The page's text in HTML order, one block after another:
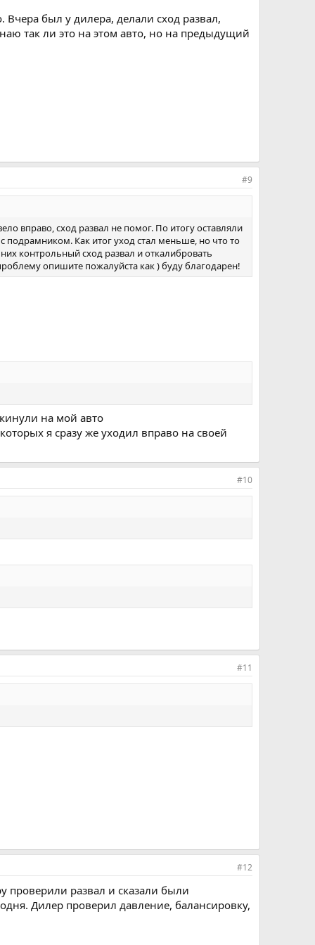
был у дилера, делали сход развал,
так ли это на этом авто, но на предыдущий
#9
вправо, сход развал не помог. По итогу оставляли
подрамником. Как итог уход стал меньше, но что то
контрольный сход развал и откалибровать
опишите пожалуйста как ) буду благодарен!
на мой авто
я сразу же уходил вправо на своей
#10
#11
#12
проверили развал и сказали были
Дилер проверил давление, балансировку,